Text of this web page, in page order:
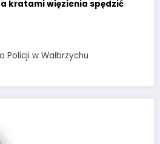
kratami więzienia spędzić
Policji w Wałbrzychu